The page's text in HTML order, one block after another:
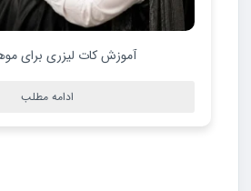
آموزش کات لیزری برای
ادامه مطلب